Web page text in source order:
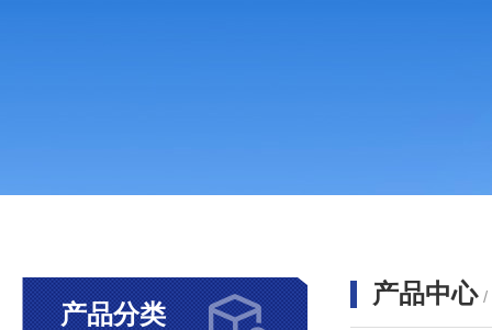
产品分类
产品中心 /